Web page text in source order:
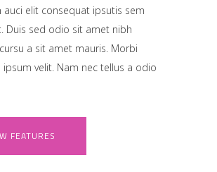
auci elit consequat ipsutis sem
Duis sed odio sit amet nibh
a sit amet mauris. Morbi
ipsum velit. Nam nec tellus a odio
FEATURES